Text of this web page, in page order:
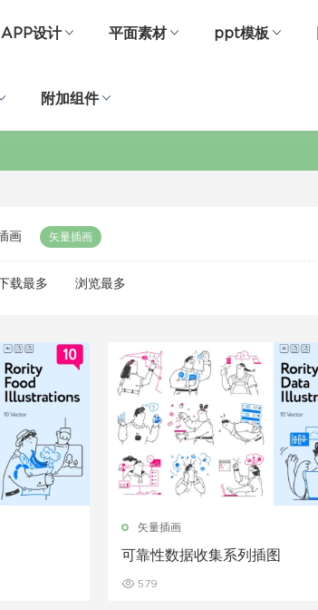
APP设计 平面素材 ppt模板
附加组件
画 矢量插画
下载最多 浏览最多
矢量插画
可靠性数据收集系列插图
579